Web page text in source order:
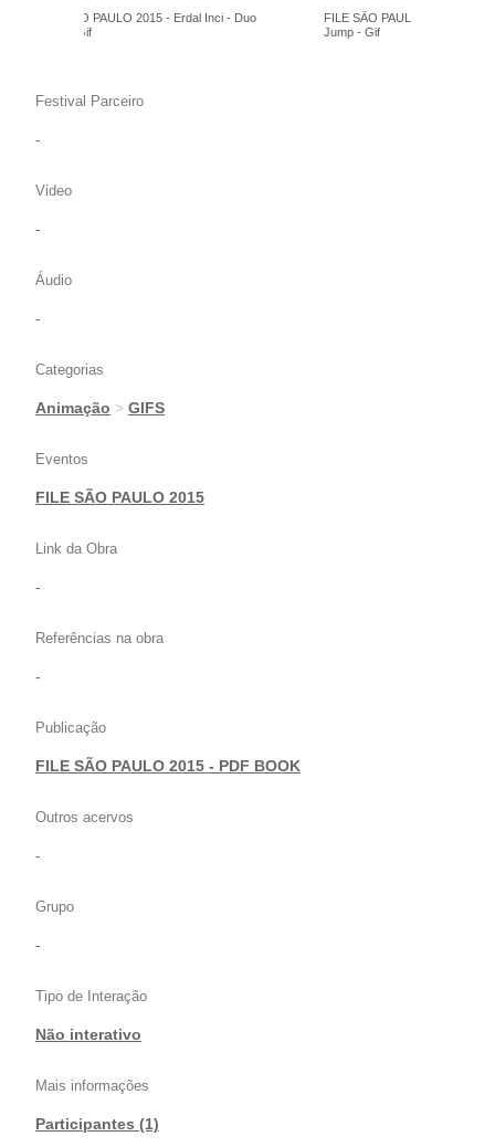
FILE SÃO PAULO 2015 - Erdal Inci - Duo
Jump - Gif
FILE SÃO PAULO 2015 - Erdal
Jump - Gif
Festival Parceiro
-
Video
-
Áudio
-
Categorias
Animação > GIFS
Eventos
FILE SÃO PAULO 2015
Link da Obra
-
Referências na obra
-
Publicação
FILE SÃO PAULO 2015 - PDF BOOK
Outros acervos
-
Grupo
-
Tipo de Interação
Não interativo
Mais informações
Participantes (1)